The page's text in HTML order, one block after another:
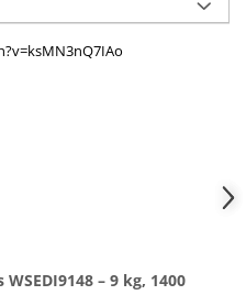
– 9 kg, 1400